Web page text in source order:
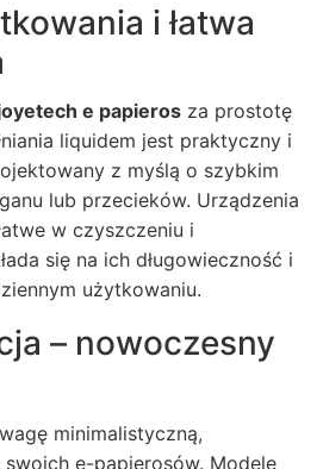
i łatwa
e papieros za prostotę
liquidem jest praktyczny i
z myślą o szybkim
lub przecieków. Urządzenia
w czyszczeniu i
się na ich długowieczność i
użytkowaniu.
– nowoczesny
minimalistyczną,
e-papierosów. Modele